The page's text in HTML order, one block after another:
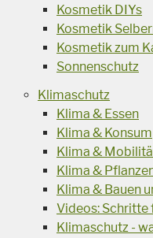
Kosmetik DIYs
Kosmetik
Kosmetik zum
Sonnenschutz
Klimaschutz
Klima & Essen
Klima & Konsum
Klima &
Klima &
Klima & Bauen
Videos: Schritte
Klimaschutz -